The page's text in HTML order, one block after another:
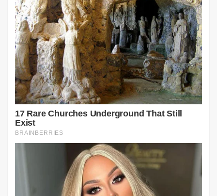
CONTINUA A LEGGERE(2 di 2)